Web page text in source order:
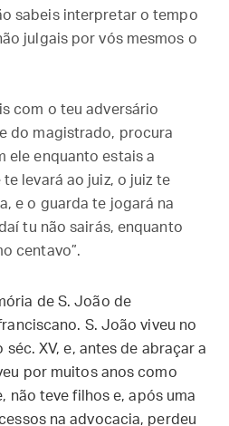
sabeis interpretar o tempo
julgais por vós mesmos o
com o teu adversário
do magistrado, procura
ele enquanto estais a
levará ao juiz, o juiz te
e o guarda te jogará na
tu não sairás, enquanto
centavo”.
de S. João de
S. João viveu no
XV, e, antes de abraçar a
por muitos anos como
não teve filhos e, após uma
na advocacia, perdeu